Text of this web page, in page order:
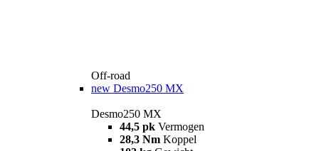
Off-road
new Desmo250 MX
Desmo250 MX
44,5 pk Vermogen
28,3 Nm Koppel